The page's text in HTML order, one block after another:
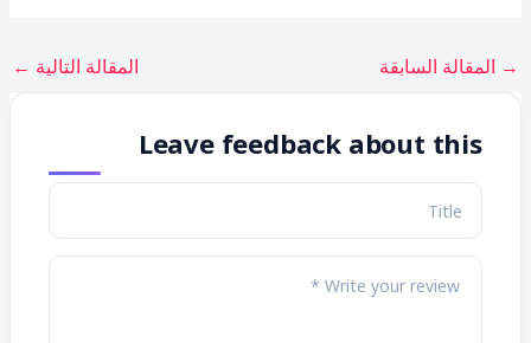
→ المقالة السابقة المقالة التالية ←
Leave feedback about this